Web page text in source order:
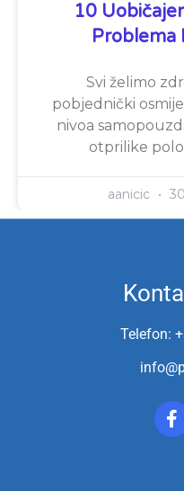
10
Problema
Svi želimo
pobjednički
nivoa
otprilike
aanicic
Telefon: